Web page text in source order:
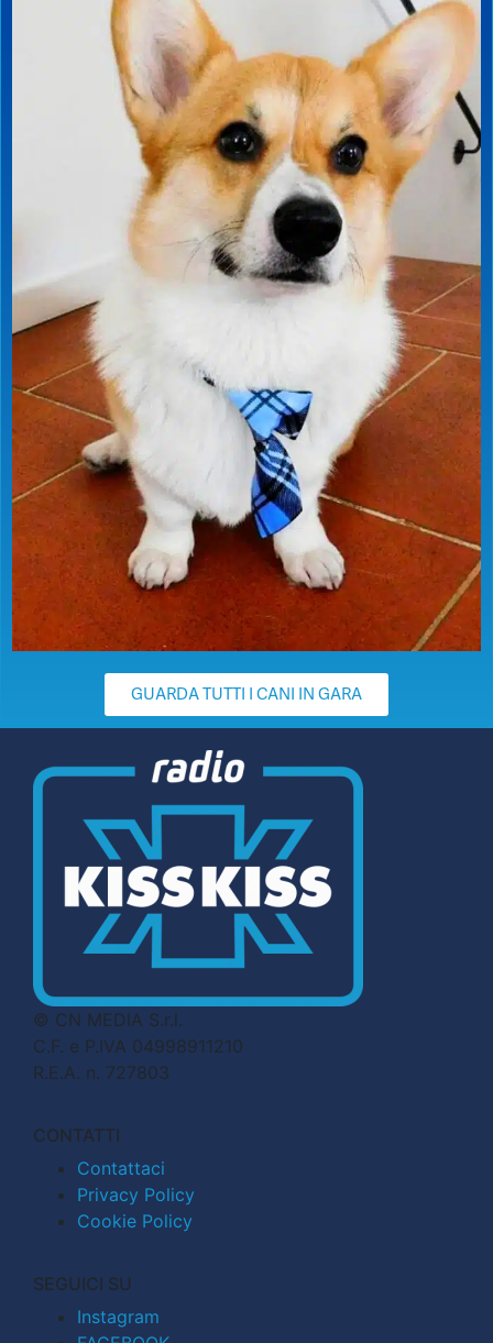
GUARDA TUTTI I CANI IN GARA
© CN MEDIA S.r.l.
C.F. e P.IVA 04998911210
R.E.A. n. 727803
CONTATTI
Contattaci
Privacy Policy
Cookie Policy
SEGUICI SU
Instagram